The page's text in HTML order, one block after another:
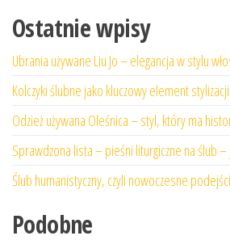
Ostatnie wpisy
Ubrania używane Liu Jo – elegancja w stylu
Kolczyki ślubne jako kluczowy element
Odzież używana Oleśnica – styl, który ma
Sprawdzona lista – pieśni liturgiczne na ślub –
Ślub humanistyczny, czyli nowoczesne
Podobne